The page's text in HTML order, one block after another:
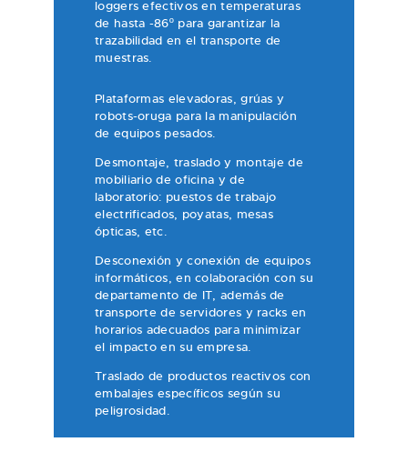
loggers efectivos en temperaturas
de hasta -86º para garantizar la
trazabilidad en el transporte de
muestras.
Plataformas elevadoras, grúas y
robots-oruga para la manipulación
de equipos pesados.
Desmontaje, traslado y montaje de
mobiliario de oficina y de
laboratorio: puestos de trabajo
electrificados, poyatas, mesas
ópticas, etc.
Desconexión y conexión de equipos
informáticos, en colaboración con su
departamento de IT, además de
transporte de servidores y racks en
horarios adecuados para minimizar
el impacto en su empresa.
Traslado de productos reactivos con
embalajes específicos según su
peligrosidad.